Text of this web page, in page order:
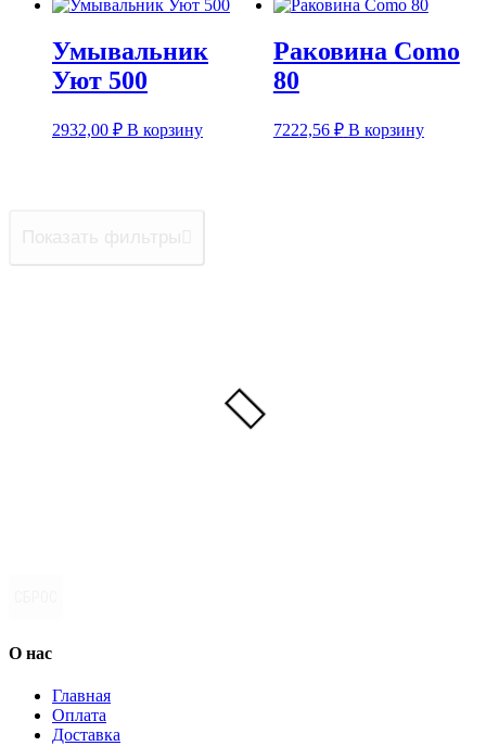
Умывальник
Уют 500
2932,00 ₽ В корзину
Раковина Como
80
7222,56 ₽ В корзину
О нас
Главная
Оплата
Доставка